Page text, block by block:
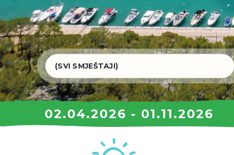
02.04.2026 - 01.11.2026